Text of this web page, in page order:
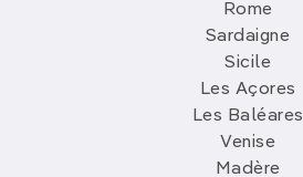
Rome
Sardaigne
Sicile
Les Açores
Les Baléares
Venise
Madère